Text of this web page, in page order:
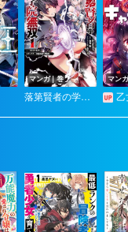
マン
乙女
マンガ｜巻
落第賢者の学院無双 ～二度目の転生、Ｓランクチート魔術師冒険録～【デジタル版限定特典付き】